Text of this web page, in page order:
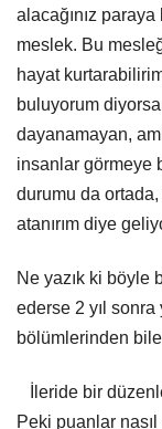
alacağınız
meslek. Bu
hayat
buluyorum
dayanamayan,
insanlar görmeye
durumu da
atanırım diye
Ne yazık ki böyle
ederse 2 yıl
bölümlerinden
İleride bir
Peki puanlar